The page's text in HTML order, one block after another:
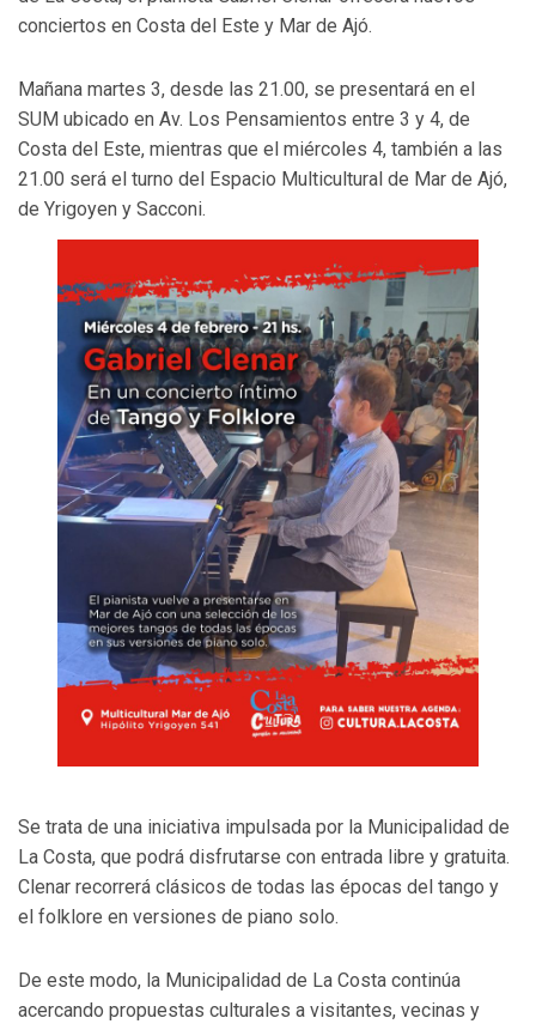
conciertos en Costa del Este y Mar de Ajó.
Mañana martes 3, desde las 21.00, se presentará en el
SUM ubicado en Av. Los Pensamientos entre 3 y 4, de
Costa del Este, mientras que el miércoles 4, también a las
21.00 será el turno del Espacio Multicultural de Mar de Ajó,
de Yrigoyen y Sacconi.
Se trata de una iniciativa impulsada por la Municipalidad de
La Costa, que podrá disfrutarse con entrada libre y gratuita.
Clenar recorrerá clásicos de todas las épocas del tango y
el folklore en versiones de piano solo.
De este modo, la Municipalidad de La Costa continúa
acercando propuestas culturales a visitantes, vecinas y